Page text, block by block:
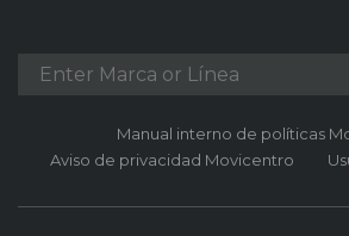
Manual interno de políticas
Aviso de privacidad Movicentro